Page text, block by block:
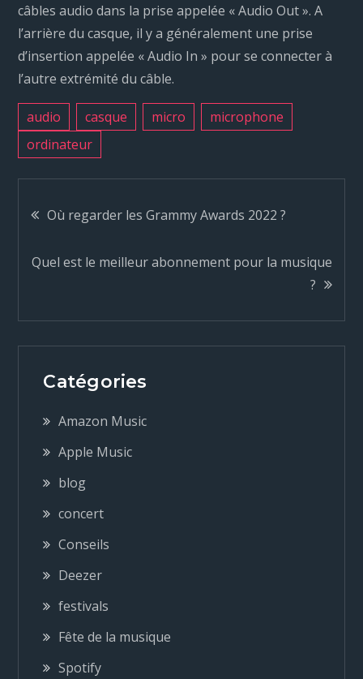
câbles audio dans la prise appelée « Audio Out ». A
l’arrière du casque, il y a généralement une prise
d’insertion appelée « Audio In » pour se connecter à
l’autre extrémité du câble.
audio casque micro
microphone
ordinateur
N
a
i
g
a
t
o
n
d
Où regarder les Grammy Awards 2022 ?
Quel est le meilleur abonnement pour la musique
?
Catégories
Amazon Music
Apple Music
blog
concert
Conseils
Deezer
festivals
Fête de la musique
Spotify